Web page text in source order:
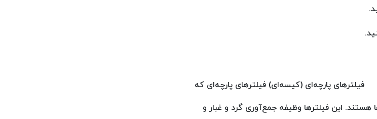
فیلترهای پارچه‌ای (کیسه‌ای) فیلترهای پارچه‌ای که
هستند. این فیلترها وظیفه جمع‌آوری گرد و غبار و